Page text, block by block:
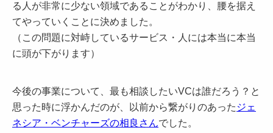
る人が非常に少ない領域であることがわかり、腰を据え
てやっていくことに決めました。
（この問題に対峙しているサービス・人には本当に本当
に頭が下がります）
今後の事業について、最も相談したいVCは誰だろう？と
思った時に浮かんだのが、以前から繋がりのあった ジェ
ネシア・ベンチャーズの相良さんでした。